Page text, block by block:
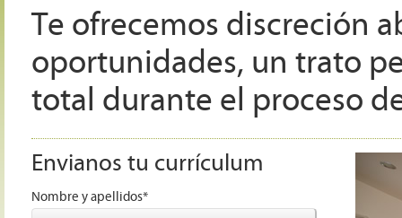
Te ofrecemos discreción
oportunidades, un trato
total durante el proceso
Envianos tu currículum
Nombre y apellidos*